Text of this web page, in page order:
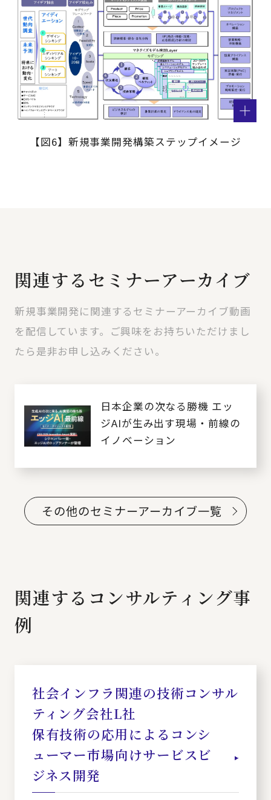
【図6】新規事業開発構築ステップイメージ
関連するセミナーアーカイブ
新規事業開発に関連するセミナーアーカイブ動画
を配信しています。ご興味をお持ちいただけまし
たら是非お申し込みください。
日本企業の次なる勝機 エッ
ジAIが生み出す現場・前線の
イノベーション
その他のセミナーアーカイブ一覧
関連するコンサルティング事
例
社会インフラ関連の技術コンサル
ティング会社L社
保有技術の応用によるコンシ
ューマー市場向けサービスビ
ジネス開発